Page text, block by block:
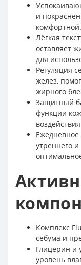
и
комфортной.
Лёгкая
оставляет
для
Регуляция
желез,
жирного
Защитный
функции
утреннего
Комплекс
себума и
Глицерин
уровень